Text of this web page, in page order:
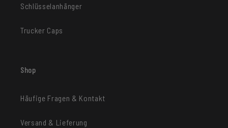
Schlüsselanhänger
Trucker Caps
Shop
Häufige Fragen & Kontakt
Versand & Lieferung